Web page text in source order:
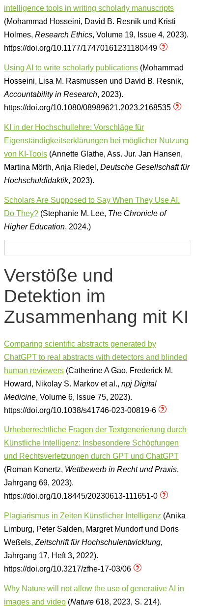
intelligence tools in writing scholarly manuscripts
(Mohammad Hosseini, David B. Resnik und Kristi
Holmes, Research Ethics, Volume 19, Issue 4, 2023).
https://doi.org/10.1177/17470161231180449
Using AI to write scholarly publications (Mohammad
Hosseini, Lisa M. Rasmussen und David B. Resnik,
Accountability in Research, 2023).
https://doi.org/10.1080/08989621.2023.2168535
KI in der Hochschullehre: Vorschläge für
Eigenständigkeitserklärungen bei möglicher Nutzung
von KI-Tools (Annette Glathe, Ass. Jur. Jan Hansen,
Martina Mörth, Anja Riedel, Deutsche Gesellschaft für
Hochschuldidaktik, 2023).
Scholars Are Supposed to Say When They Use AI.
Do They? (Stephanie M. Lee, The Chronicle of
Higher Education, 2024.)
Verstöße und
Detektion im
Zusammenhang mit KI
Comparing scientific abstracts generated by
ChatGPT to real abstracts with detectors and blinded
human reviewers (Catherine A Gao, Frederick M.
Howard, Nikolay S. Markov et al., npj Digital
Medicine, Volume 6, Issue 75, 2023).
https://doi.org/10.1038/s41746-023-00819-6
Urheberrechtliche Fragen der Textgenerierung durch
Künstliche Intelligenz: Insbesondere Schöpfungen
und Rechtsverletzungen durch GPT und ChatGPT
(Roman Konertz, Wettbewerb in Recht und Praxis,
Jahrgang 69, 2023).
https://doi.org/10.18445/20230613-111651-0
Plagiarismus in Zeiten Künstlicher Intelligenz (Anika
Limburg, Peter Salden, Margret Mundorf und Doris
Weßels, Zeitschrift für Hochschulentwicklung,
Jahrgang 17, Heft 3, 2022).
https://doi.org/10.3217/zfhe-17-03/06
Why Nature will not allow the use of generative AI in
images and video (Nature 618, 2023, S. 214).